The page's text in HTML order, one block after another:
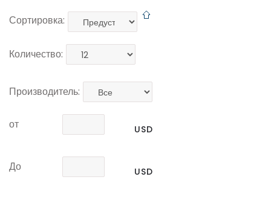
Сортировка:
Количество:
Производитель:
от USD
До USD